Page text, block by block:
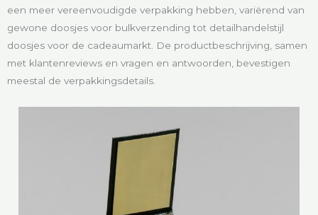
een meer vereenvoudigde verpakking hebben, variërend van
gewone doosjes voor bulkverzending tot detailhandelstijl
doosjes voor de cadeaumarkt. De productbeschrijving, samen
met klantenreviews en vragen en antwoorden, bevestigen
meestal de verpakkingsdetails.